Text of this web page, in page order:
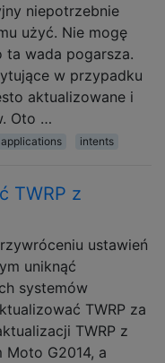
niepotrzebnie
użyć. Nie mogę
wada pogarsza.
w przypadku
aktualizowane i
Oto …
intents
TWRP z
ustawień
uniknąć
systemów
TWRP za
TWRP z
Moto G2014, a